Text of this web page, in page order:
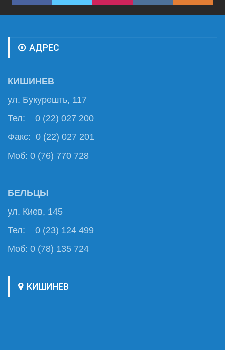
АДРЕС
КИШИНЕВ
ул. Букурешть, 117
Тел: 0 (22) 027 200
Факс: 0 (22) 027 201
Моб: 0 (76) 770 728
БЕЛЬЦЫ
ул. Киев, 145
Тел: 0 (23) 124 499
Моб: 0 (78) 135 724
КИШИНЕВ